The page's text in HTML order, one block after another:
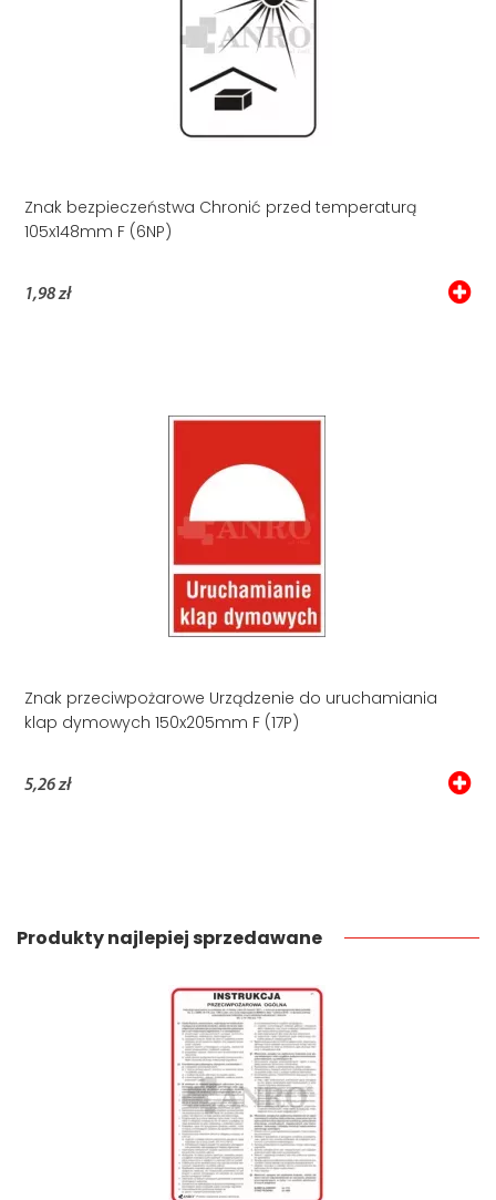
Znak bezpieczeństwa Chronić przed temperaturą
105x148mm F (6NP)
1,98 zł
Znak przeciwpożarowe Urządzenie do uruchamiania
klap dymowych 150x205mm F (17P)
5,26 zł
Produkty najlepiej sprzedawane